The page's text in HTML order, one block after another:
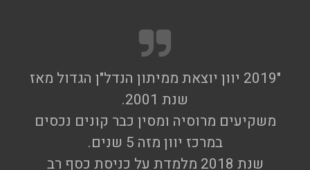
"2019 יוון יוצאת ממיתון הנדל"ן הגדול מאז
שנת 2001.
משקיעים מרוסיה ומסין כבר קונים נכסים
במרכז יוון מזה 5 שנים.
שנת 2018 מלמדת על כניסת כסף רב